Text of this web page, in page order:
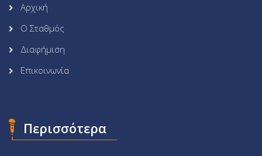
Αρχική
Ο Σταθμός
Διαφήμιση
Επικοινωνία
Περισσότερα